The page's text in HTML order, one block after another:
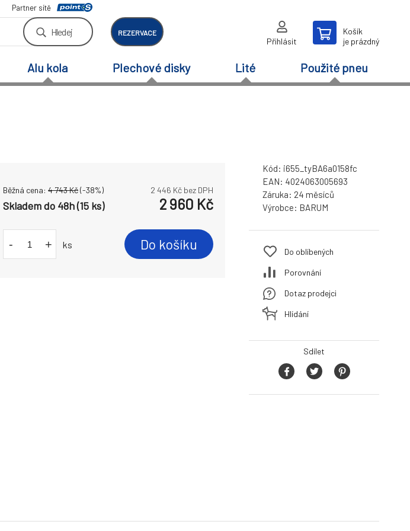
Partner sítě
Hledej REZERVACE
Přihlásit
Košík
je prázdný
Alu kola Plechové disky Lité Použité pneu
Běžná cena: 4 743Kč(-38%) 2 446 Kč bez DPH
Skladem do 48h (15 ks) 2 960 Kč
- + ks Do košíku
Kód: i655_tyBA6a0158fc
EAN: 4024063005693
Záruka: 24 měsíců
Výrobce: BARUM
Do oblíbených
Porovnání
Dotaz prodejci
Hlídání
Sdílet